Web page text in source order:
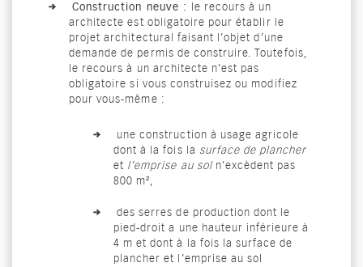
Construction neuve :
le recours à un
architecte est obligatoire pour établir le
projet architectural faisant l’objet d’une
demande de permis de construire. Toutefois,
le recours à un architecte n’est pas
obligatoire si vous construisez ou modifiez
pour vous-même :
une construction à usage agricole
dont à la fois la surface de plancher
et l’emprise au soln’excèdent pas
800 m²,
des serres de production dont le
pied-droit a une hauteur inférieure à
4 m et dont à la fois la surface de
plancher et l’emprise au sol